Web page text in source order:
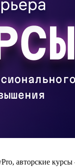
авторские